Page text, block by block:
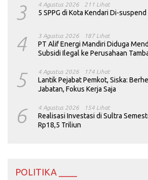
3 4 Agustus 2026 211 Lihat
5 SPPG di Kota Kendari Di-suspend
4 3 Agustus 2026 187 Lihat
PT Alif Energi Mandiri Diduga
Subsidi Ilegal ke Perusahaan
5 4 Agustus 2026 174 Lihat
Lantik Pejabat Pemkot, Siska:
Jabatan, Fokus Kerja Saja
6 4 Agustus 2026 154 Lihat
Realisasi Investasi di Sultra
Rp18,5 Triliun
POLITIKA ____